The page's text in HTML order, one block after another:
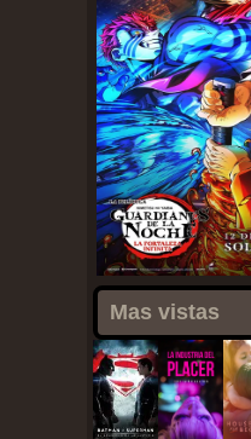
Mas vistas